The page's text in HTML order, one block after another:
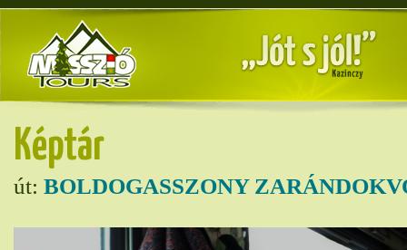
Képtár
út: BOLDOGASSZONY